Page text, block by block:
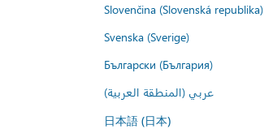
Slovenčina (Slovenská republika)
Svenska (Sverige)
Български (България)
عربي (المنطقة العربية)
日本語 (日本)